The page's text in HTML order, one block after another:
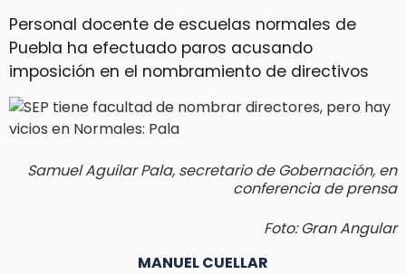
Personal docente de escuelas normales de
Puebla ha efectuado paros acusando
imposición en el nombramiento de directivos
Samuel Aguilar Pala, secretario de Gobernación, en
conferencia de prensa
Foto: Gran Angular
MANUEL CUELLAR